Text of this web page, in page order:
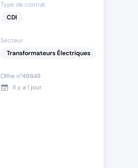
Type de contrat
CDI
Secteur
Transformateurs Électriques
Offre n°49848
Il y a1 jour